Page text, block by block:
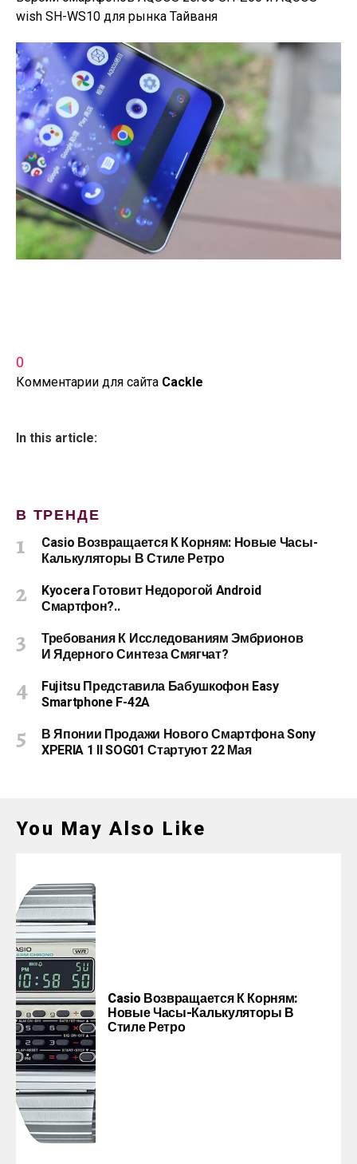
0
Комментарии для сайта Cackl e
In this article:
В ТРЕНДЕ
Casio Возвращается К Корням: Новые Часы-
Калькуляторы В Стиле Ретро
Kyocera Готовит Недорогой Android
Смартфон?..
Требования К Исследованиям Эмбрионов
И Ядерного Синтеза Смягчат?
Fujitsu Представила Бабушкофон Easy
Smartphone F-42A
В Японии Продажи Нового Смартфона Sony
XPERIA 1 II SOG01 Стартуют 22 Мая
You May Also Like
Casio Возвращается К Корням:
Новые Часы-Калькуляторы В
Стиле Ретро